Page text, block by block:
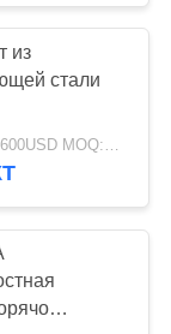
из
стали
1200 USD-3600USD MOQ:500 кг.